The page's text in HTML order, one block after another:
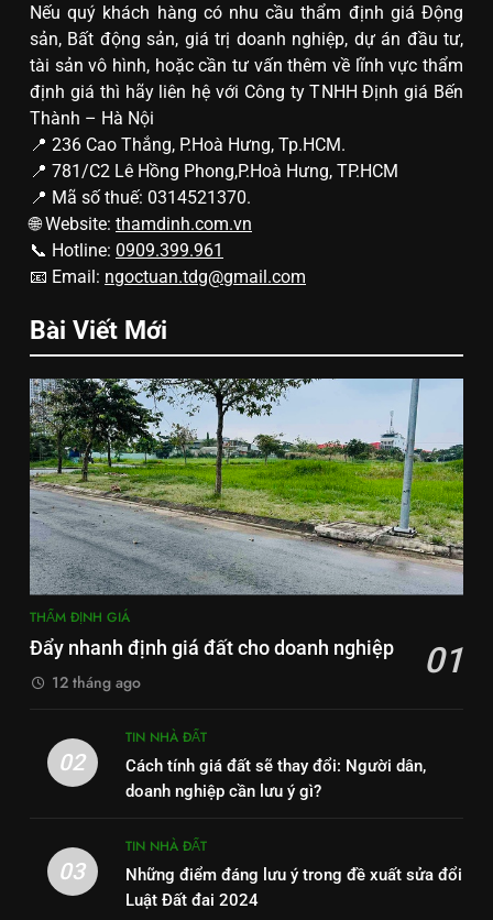
Nếu quý khách hàng có nhu cầu thẩm định giá Động
sản, Bất động sản, giá trị doanh nghiệp, dự án đầu tư,
tài sản vô hình, hoặc cần tư vấn thêm về lĩnh vực thẩm
định giá thì hãy liên hệ với Công ty TNHH Định giá Bến
Thành – Hà Nội
📍 236 Cao Thắng, P.Hoà Hưng, Tp.HCM.
📍 781/C2 Lê Hồng Phong,P.Hoà Hưng, TP.HCM
📍 Mã số thuế: 0314521370.
🌐 Website: thamdinh.com.vn
📞 Hotline: 0909.399.961
📧 Email: ngoctuan.tdg@gmail.com
Bài Viết Mới
THẨM ĐỊNH GIÁ
Đẩy nhanh định giá đất cho doanh nghiệp 01
12 tháng ago
02
TIN NHÀ ĐẤT
Cách tính giá đất sẽ thay đổi: Người dân,
doanh nghiệp cần lưu ý gì?
03
TIN NHÀ ĐẤT
Những điểm đáng lưu ý trong đề xuất sửa đổi
Luật Đất đai 2024